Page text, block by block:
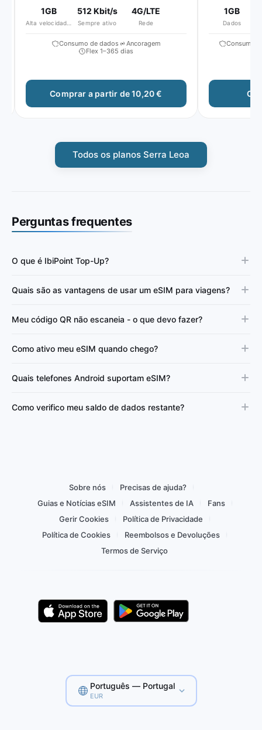
para ~512 Kbit/s*
1GB
Alta velocidade diária
512 Kbit/s
Sempre ativo
4G/LTE
Rede
Consumo de dados
Ancoragem
Flex 1–365 dias
Comprar a partir de 10,20 €
1GB
Dados
Consumo de
Todos os planos Serra Leoa
Perguntas frequentes
O que é IbiPoint Top-Up?
Quais são as vantagens de usar um eSIM para viagens?
Meu código QR não escaneia - o que devo fazer?
Como ativo meu eSIM quando chego?
Quais telefones Android suportam eSIM?
Como verifico meu saldo de dados restante?
Sobre nós
Precisas de ajuda?
Guias e Notícias eSIM
Assistentes de IA
Fans
Gerir Cookies
Política de Privacidade
Política de Cookies
Reembolsos e Devoluções
Termos de Serviço
Português — Portugal
EUR